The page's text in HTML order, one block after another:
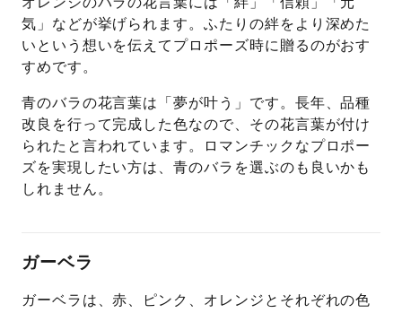
気」などが挙げられます。ふたりの絆をより深めた
いという想いを伝えてプロポーズ時に贈るのがおす
すめです。
青のバラの花言葉は「夢が叶う」です。長年、品種
改良を行って完成した色なので、その花言葉が付け
られたと言われています。ロマンチックなプロポー
ズを実現したい方は、青のバラを選ぶのも良いかも
しれません。
ガーベラ
ガーベラは、赤、ピンク、オレンジとそれぞれの色